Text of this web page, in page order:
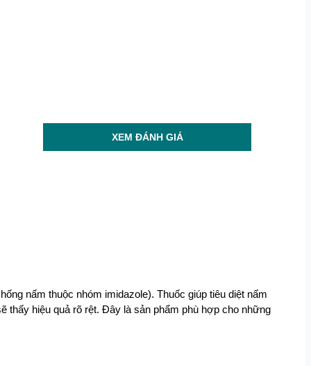
XEM ĐÁNH GIÁ
nấm thuộc nhóm imidazole). Thuốc giúp tiêu diệt nấm
thấy hiệu quả rõ rệt. Đây là sản phẩm phù hợp cho những